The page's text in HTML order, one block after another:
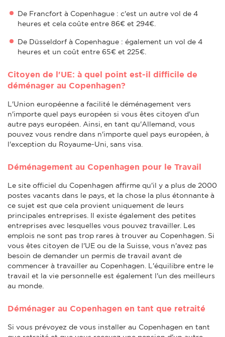
De Francfort à Copenhague : c'est un autre vol de 4
heures et cela coûte entre 86€ et 294€.
De Düsseldorf à Copenhague : également un vol de 4
heures et un coût entre 65€ et 225€.
Citoyen de l'UE: à quel point est-il difficile de
déménager au Copenhagen?
L'Union européenne a facilité le déménagement vers
n'importe quel pays européen si vous êtes citoyen d'un
autre pays européen. Ainsi, en tant qu'Allemand, vous
pouvez vous rendre dans n'importe quel pays européen, à
l'exception du Royaume-Uni, sans visa.
Déménagement au Copenhagen pour le Travail
Le site officiel du Copenhagen affirme qu'il y a plus de 2000
postes vacants dans le pays, et la chose la plus étonnante à
ce sujet est que cela provient uniquement de leurs
principales entreprises. Il existe également des petites
entreprises avec lesquelles vous pouvez travailler. Les
emplois ne sont pas trop rares à trouver au Copenhagen. Si
vous êtes citoyen de l'UE ou de la Suisse, vous n'avez pas
besoin de demander un permis de travail avant de
commencer à travailler au Copenhagen. L'équilibre entre le
travail et la vie personnelle est également l'un des meilleurs
au monde.
Déménager au Copenhagen en tant que retraité
Si vous prévoyez de vous installer au Copenhagen en tant